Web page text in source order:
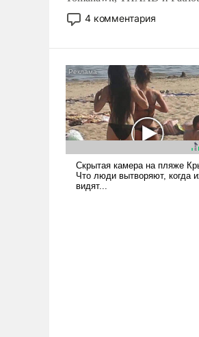
США потребуется более трех
лет. Даже небольшая война с
Сложившаяся ситуация
означает многолетний
уязвимости США,
перед Китаем.
4 комментария